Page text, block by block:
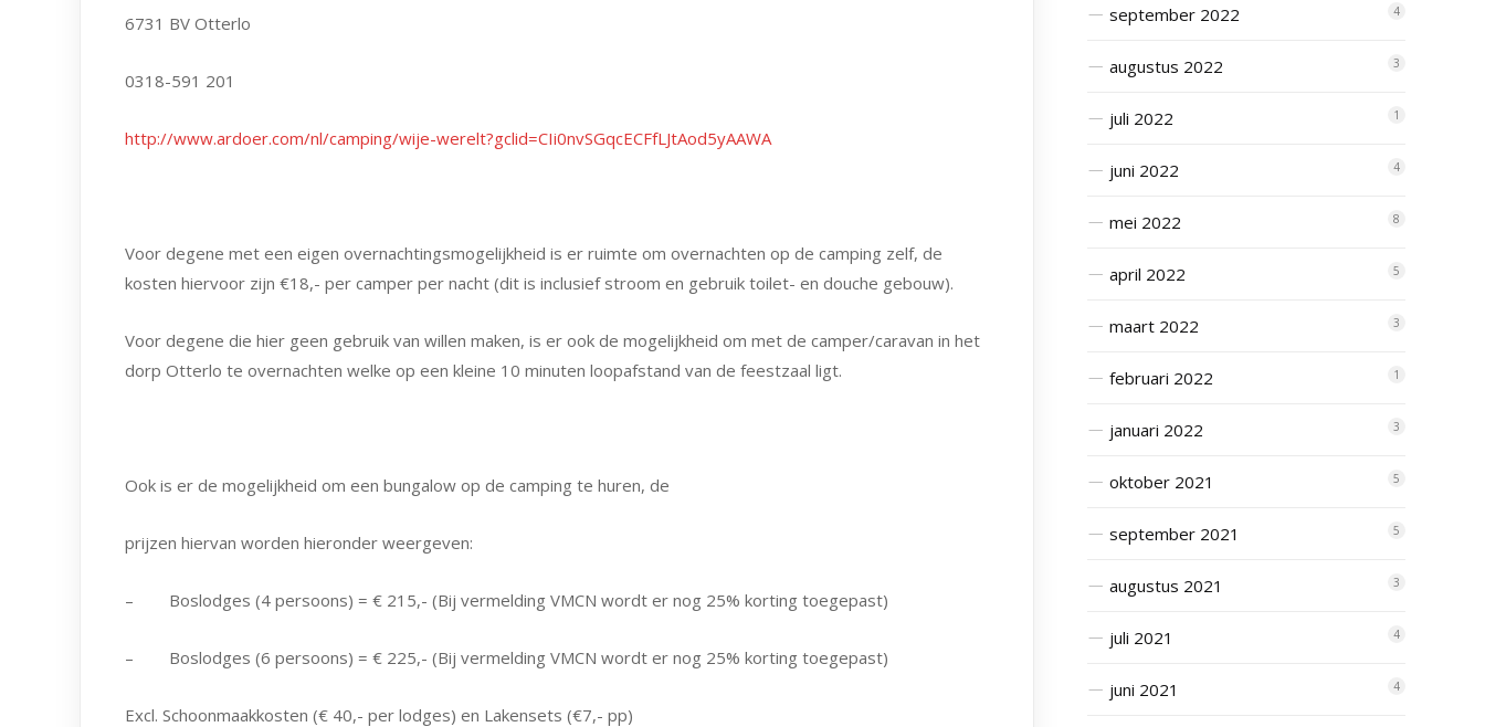
6731 BV Otterlo
0318-591 201
http://www.ardoer.com/nl/camping/wije-werelt?gclid=CIi0nvSGqcECFfLJtAod5yAAWA
Voor degene met een eigen overnachtingsmogelijkheid is er ruimte om overnachten op de camping zelf, de
kosten hiervoor zijn €18,- per camper per nacht (dit is inclusief stroom en gebruik toilet- en douche gebouw).
Voor degene die hier geen gebruik van willen maken, is er ook de mogelijkheid om met de camper/caravan in het
dorp Otterlo te overnachten welke op een kleine 10 minuten loopafstand van de feestzaal ligt.
Ook is er de mogelijkheid om een bungalow op de camping te huren, de
prijzen hiervan worden hieronder weergeven:
– Boslodges (4 persoons) = € 215,- (Bij vermelding VMCN wordt er nog 25% korting toegepast)
– Boslodges (6 persoons) = € 225,- (Bij vermelding VMCN wordt er nog 25% korting toegepast)
Excl. Schoonmaakkosten (€ 40,- per lodges) en Lakensets (€7,- pp)
september 2022 4
augustus 2022 3
juli 2022 1
juni 2022 4
mei 2022 8
april 2022 5
maart 2022 3
februari 2022 1
januari 2022 3
oktober 2021 5
september 2021 5
augustus 2021 3
juli 2021 4
juni 2021 4